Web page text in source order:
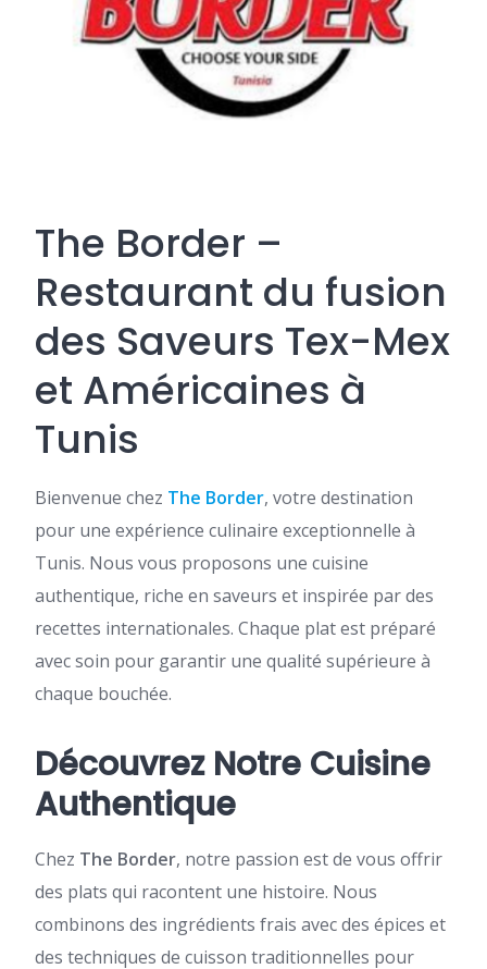
The Border –
Restaurant du fusion
des Saveurs Tex-Mex
et Américaines à
Tunis
Bienvenue chez The Border, votre destination
pour une expérience culinaire exceptionnelle à
Tunis. Nous vous proposons une cuisine
authentique, riche en saveurs et inspirée par des
recettes internationales. Chaque plat est préparé
avec soin pour garantir une qualité supérieure à
chaque bouchée.
Découvrez Notre Cuisine
Authentique
Chez The Border, notre passion est de vous offrir
des plats qui racontent une histoire. Nous
combinons des ingrédients frais avec des épices et
des techniques de cuisson traditionnelles pour